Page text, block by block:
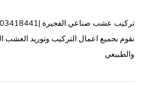
نقوم بجميع اعمال التركيب وتوريد العشب
والطبيعي